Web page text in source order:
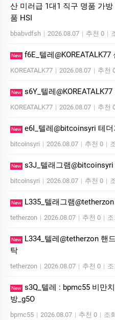
산 미러급 1대1 직구 명품 가
품 HSI
bbabvdfsh | 2026.08.07 | 추천 0 |
New f6E_텔레
KOREATALK77 | 2026.08.07 | 추천
New s6Y_텔레
KOREATALK77 | 2026.08.07 | 추천
New e6I_텔레@bitcoinsyri 테
bitcoinsyri | 2026.08.07 | 추천 0 |
New s3J_텔래그램
bitcoinsyri | 2026.08.07 | 추천 0 |
New L335_텔래그램
tetherzon | 2026.08.07 | 추천 0 | 조
New
L334_텔레@tetherzon 핸
탁
tetherzon | 2026.08.07 | 추천 0 |
New s3Q_텔레 : bpmc55 비만
방_g5O
bpmc55 | 2026.08.07 | 추천 0 | 조